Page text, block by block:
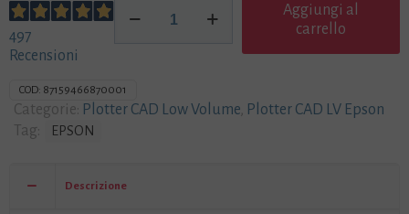
497
Recensioni
EPSON
(61cm)
Aggiungi al
carrello
COD: 87159466870001
Categorie: Plotter CAD Low Volume Plotter CAD LV Epson
Tag:
EPSON
Descrizione